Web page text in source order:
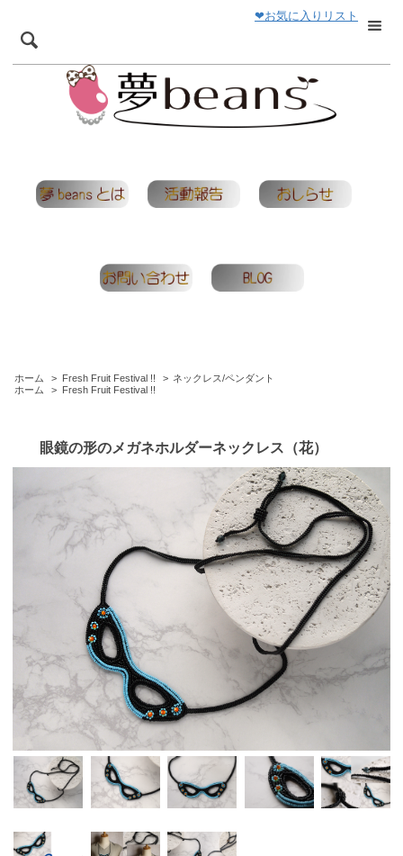
❤お気に入りリスト
ホーム > Fresh Fruit Festival !! > ネックレス/ペンダント
ホーム
> Fresh Fruit Festival !!
眼鏡の形のメガネホルダーネックレス（花）